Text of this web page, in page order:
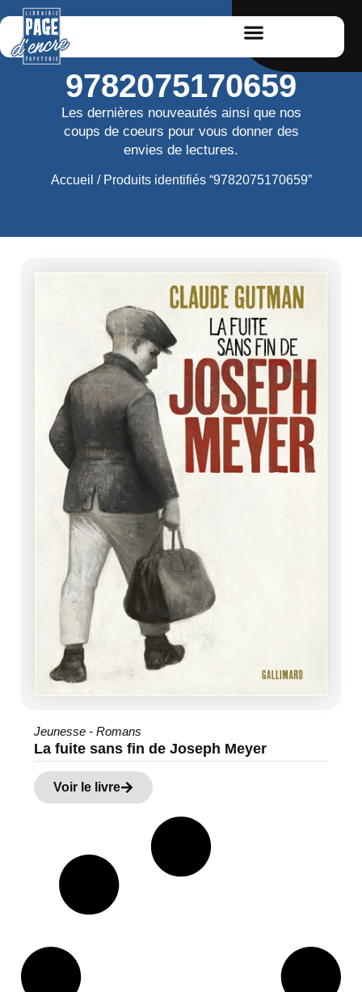
9782075170659
Les dernières nouveautés ainsi que nos
coups de coeurs pour vous donner des
envies de lectures.
Accueil / Produits identifiés “9782075170659”
Jeunesse - Romans
La fuite sans fin de Joseph Meyer
Voir le livre